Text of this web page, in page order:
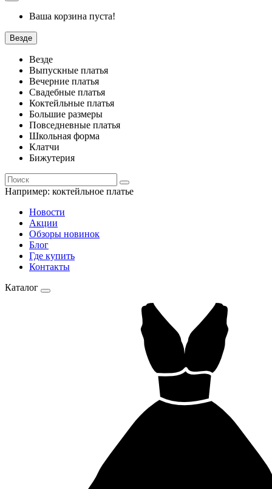
Ваша корзина пуста!
Везде
Везде
Выпускные платья
Вечерние платья
Свадебные платья
Коктейльные платья
Большие размеры
Повседневные платья
Школьная форма
Клатчи
Бижутерия
Например: коктейльное платье
Новости
Акции
Обзоры новинок
Блог
Где купить
Контакты
Каталог